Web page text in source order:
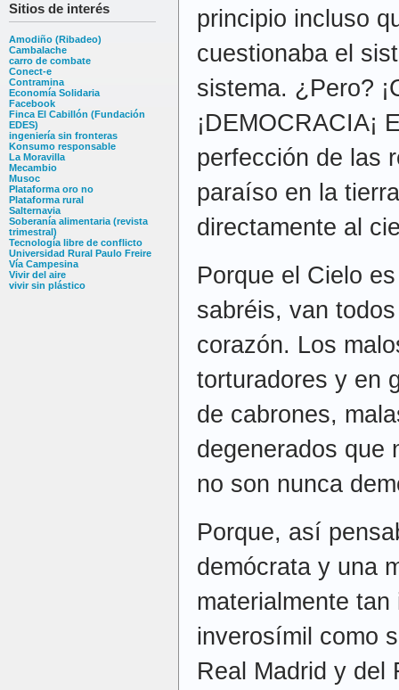
Sitios de interés
Amodiño (Ribadeo)
Cambalache
carro de combate
Conect-e
Contramina
Economía Solidaria
Facebook
Finca El Cabillón (Fundación
EDES)
ingeniería sin fronteras
Konsumo responsable
La Moravilla
Mecambio
Musoc
Plataforma oro no
Plataforma rural
Salternavia
Soberanía alimentaria (revista
trimestral)
Tecnología libre de conflicto
Universidad Rural Paulo Freire
Vía Campesina
Vivir del aire
vivir sin plástico
principio incluso
cuestionaba el
sistema. ¿Pero?
¡DEMOCRACIA¡
perfección de las
paraíso en la
directamente al
Porque el Cielo
sabréis, van
corazón. Los
torturadores y en
de cabrones,
degenerados
no son nunca
Porque, así
demócrata y una
materialmente
inverosímil como
Real Madrid y del